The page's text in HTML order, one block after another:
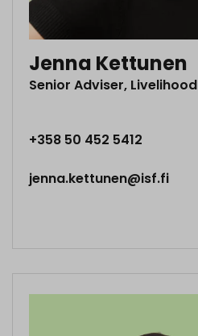
Jenna Kettunen
Senior Adviser, Livelihood
+358 50 452 5412
jenna.kettunen@isf.fi